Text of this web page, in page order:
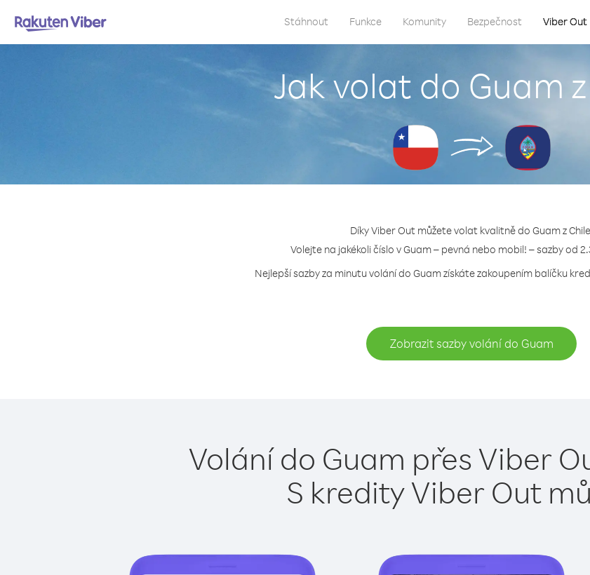
Stáhnout Funkce Komunity Bezpečnost Viber Out
Jak volat do Guam
Díky Viber Out můžete volat kvalitně do Guam z
Volejte na jakékoli číslo v Guam – pevná nebo mobil! – sazby od
Nejlepší sazby za minutu volání do Guam získáte zakoupením balíčku
Zobrazit sazby volání do Guam
Volání do Guam přes Viber
S kredity Viber Out